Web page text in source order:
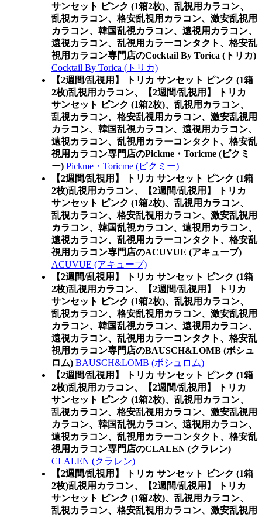
サンセット ピンク (1箱2枚)、乱視用カラコン、
乱視カラコン、格安乱視用カラコン、激安乱視用
カラコン、韓国乱視カラコン、遠視用カラコン、
遠視カラコン、乱視用カラーコンタクト、格安乱
視用カラコン専門店のCocktail By Torica (トリカ)
Cocktail By Torica (トリカ)
【2週間/乱視用】 トリカ サンセット ピンク (1箱
2枚)乱視用カラコン、
【2週間/乱視用】 トリカ
サンセット ピンク (1箱2枚)、乱視用カラコン、
乱視カラコン、格安乱視用カラコン、激安乱視用
カラコン、韓国乱視カラコン、遠視用カラコン、
遠視カラコン、乱視用カラーコンタクト、格安乱
視用カラコン専門店のPickme・Toricme (ピクミ
ー) Pickme・Toricme (ピクミー)
【2週間/乱視用】 トリカ サンセット ピンク (1箱
2枚)乱視用カラコン、
【2週間/乱視用】 トリカ
サンセット ピンク (1箱2枚)、乱視用カラコン、
乱視カラコン、格安乱視用カラコン、激安乱視用
カラコン、韓国乱視カラコン、遠視用カラコン、
遠視カラコン、乱視用カラーコンタクト、格安乱
視用カラコン専門店のACUVUE (アキューブ)
ACUVUE (アキューブ)
【2週間/乱視用】 トリカ サンセット ピンク (1箱
2枚)乱視用カラコン、
【2週間/乱視用】 トリカ
サンセット ピンク (1箱2枚)、乱視用カラコン、
乱視カラコン、格安乱視用カラコン、激安乱視用
カラコン、韓国乱視カラコン、遠視用カラコン、
遠視カラコン、乱視用カラーコンタクト、格安乱
視用カラコン専門店のBAUSCH&LOMB (ボシュ
ロム) BAUSCH&LOMB (ボシュロム)
【2週間/乱視用】 トリカ サンセット ピンク (1箱
2枚)乱視用カラコン、
【2週間/乱視用】 トリカ
サンセット ピンク (1箱2枚)、乱視用カラコン、
乱視カラコン、格安乱視用カラコン、激安乱視用
カラコン、韓国乱視カラコン、遠視用カラコン、
遠視カラコン、乱視用カラーコンタクト、格安乱
視用カラコン専門店のCLALEN (クラレン)
CLALEN (クラレン)
【2週間/乱視用】 トリカ サンセット ピンク (1箱
2枚)乱視用カラコン、
【2週間/乱視用】 トリカ
サンセット ピンク (1箱2枚)、乱視用カラコン、
乱視カラコン、格安乱視用カラコン、激安乱視用